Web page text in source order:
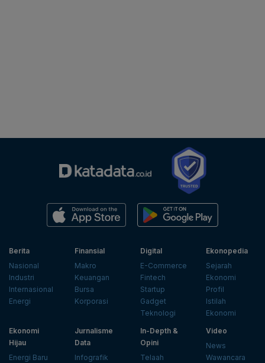
Berita
Nasional
Industri
Internasional
Energi
Finansial
Makro
Keuangan
Bursa
Korporasi
Digital
E-Commerce
Fintech
Startup
Gadget
Teknologi
Ekonopedia
Sejarah
Ekonomi
Profil
Istilah
Ekonomi
Ekonomi
Hijau
Energi Baru
Jurnalisme
Data
Infografik
In-Depth &
Opini
Telaah
Video
News
Wawancara